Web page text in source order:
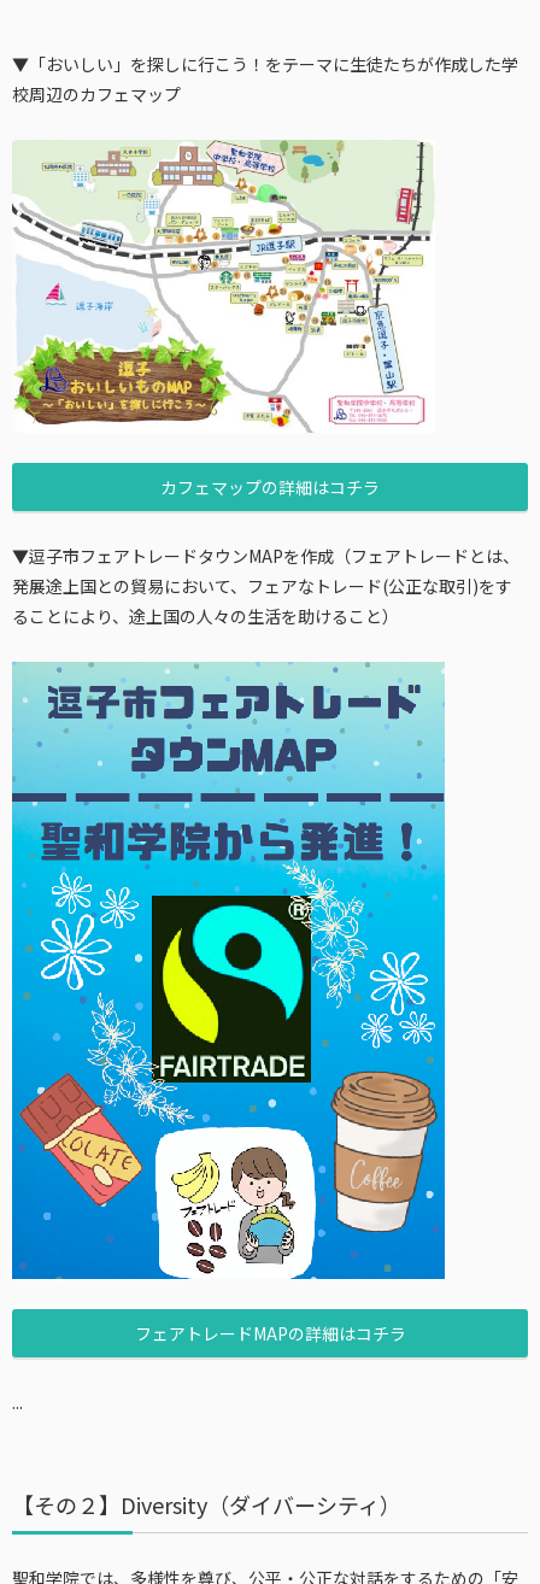
▼「おいしい」を探しに行こう！をテーマに生徒たちが作成した学
校周辺のカフェマップ
カフェマップの詳細はコチラ
▼逗子市フェアトレードタウンMAPを作成（フェアトレードとは、
発展途上国との貿易において、フェアなトレード(公正な取引)をす
ることにより、途上国の人々の生活を助けること）
フェアトレードMAPの詳細はコチラ
...
【その２】Diversity（ダイバーシティ）
聖和学院では、多様性を尊び、公平・公正な対話をするための「安